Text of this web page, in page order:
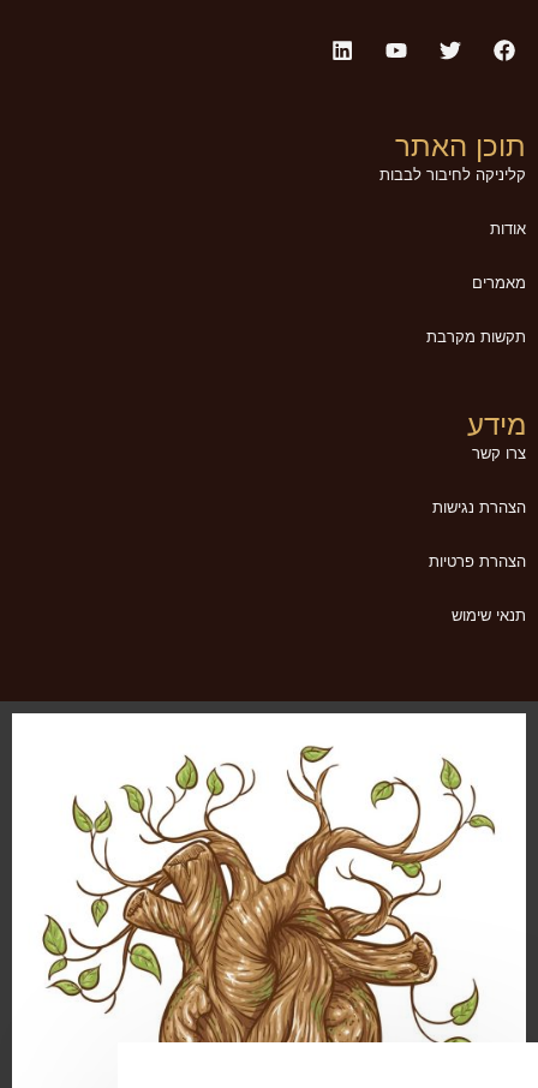
תוכן האתר
קליניקה לחיבור לבבות
אודות
מאמרים
תקשות מקרבת
מידע
צרו קשר
הצהרת נגישות
הצהרת פרטיות
תנאי שימוש